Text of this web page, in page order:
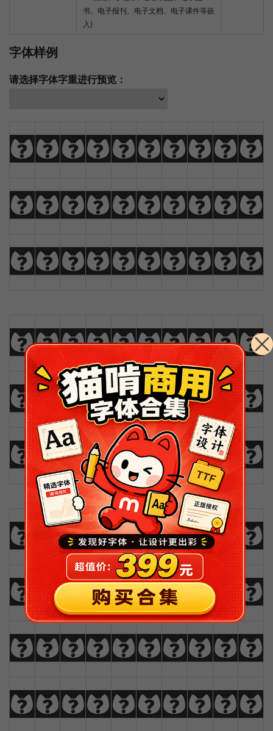
书、电子报刊、电子文档、电子课件等嵌
入)
字体样例
请选择字体字重进行预览：
ABCDEFGHIJ
KLMNOPQRST
UVWXYZÀÁÂÃ
abcdefghij
klmnopqrst
uvwxyzÄÅÆ Ç
0 12345678 9
!@#$%^&*()
_+-={}|[]?
:;"'<>,./\